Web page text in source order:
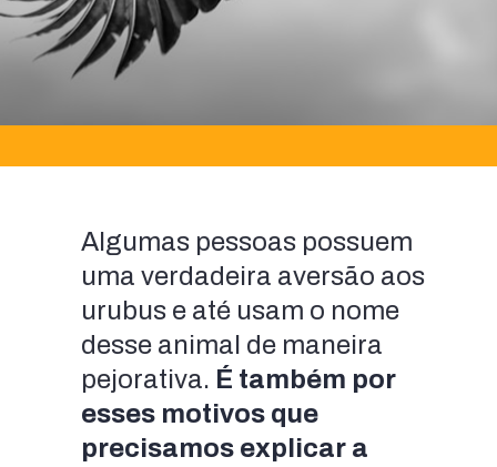
Algumas pessoas possuem
uma verdadeira aversão aos
urubus e até usam o nome
desse animal de maneira
pejorativa. É também por
esses motivos que
precisamos explicar a